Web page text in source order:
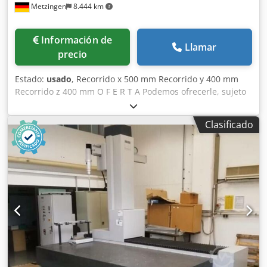
Metzingen 8.444 km
Información de
precio
Llamar
Estado: usado, Recorrido x 500 mm Recorrido y 400 mm
Recorrido z 400 mm O F E R T A Podemos ofrecerle, sujeto
a errores y venta previa, desde stock, sin compromiso:
DECKEL MAHO Fresadora universal CNC Modelo DMU 50 M
Año de fabricación 1998 _____ Área de trabajo: Recorrido
longitudinal eje X 500 mm Recorrido vertical eje Z 400 mm
Recorrido transversal eje Y 400 mm Eje C – Giro de mesa,
manual 360° Eje B – Inclinación de la mesa, manual °
Superficie de la mesa Ø 700 x 500 mm Rango de
inclinación de la mesa ° Giro de la mesa 360° Peso máximo
de la pieza 200 kg Altura entre mesa y husillo aprox. 550
mm Distancia entre máquina y husillo mín./máx. 2 - 6 mm
Cono del husillo SK 40 Velocidad del husillo infinitamente
variable y programable 20 – 4.500 rpm Avance / avance
rápido máx. 5.000 mm/min Accionamiento principal AC
Clasificado